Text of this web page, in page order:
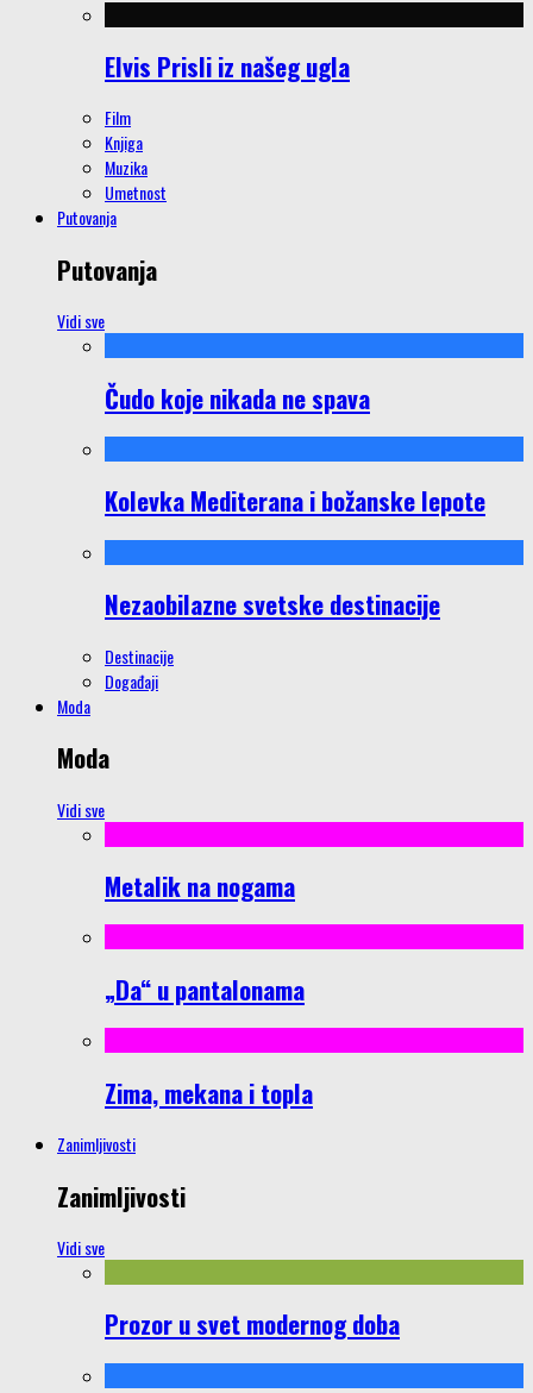
Elvis Prisli iz našeg ugla
Film
Knjiga
Muzika
Umetnost
Putovanja
Putovanja
Vidi sve
Čudo koje nikada ne spava
Kolevka Mediterana i božanske lepote
Nezaobilazne svetske destinacije
Destinacije
Događaji
Moda
Moda
Vidi sve
Metalik na nogama
„Da“ u pantalonama
Zima, mekana i topla
Zanimljivosti
Zanimljivosti
Vidi sve
Prozor u svet modernog doba